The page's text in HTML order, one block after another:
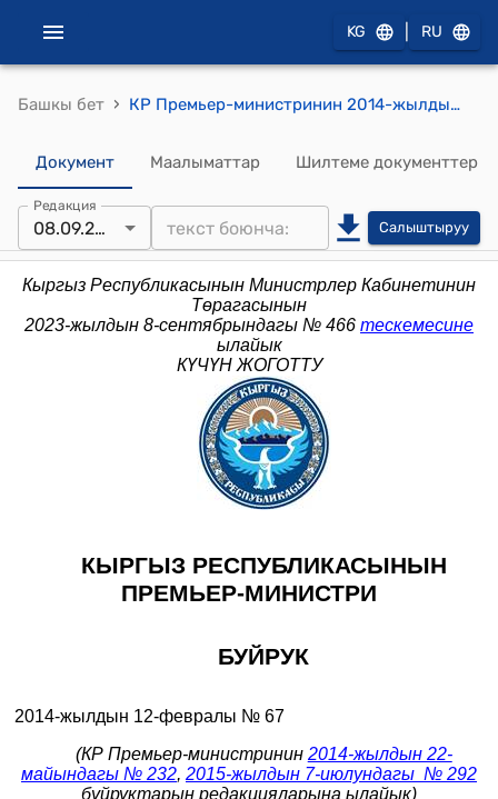
KG RU
Башкы бет › КР Премьер-министринин 2014-жылдын 12-февралындагы № 67 (Кыргыз Республикасынын ички иштер органдарынын жана башка укук коргоо органдарынын убактылуу кармоо жайларында медициналык кызмат көрсөтүүнүн Кыргыз Республикасы үчүн ыңгайлуу моделин куруу боюнча сунуштарды иштеп чыгуу максатында ведомстволор аралык жумушчу топ түзүү боюнча) буйругу
Документ Маалыматтар Шилтеме документтер
Редакция
08.09.2023 Салыштыруу